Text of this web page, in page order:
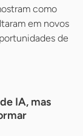
como
em novos
de
IA, mas